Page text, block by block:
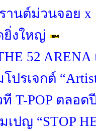
รานต์ม่วนจอย
ยิ่งใหญ่
52
ปรเจกต์
T-POP ตลอด
ปญ “STOP